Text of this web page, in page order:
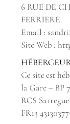
6 RUE DE
FERRIERE
Email :
Site Web :
Ce site est
la Gare – BP
RCS
FR13